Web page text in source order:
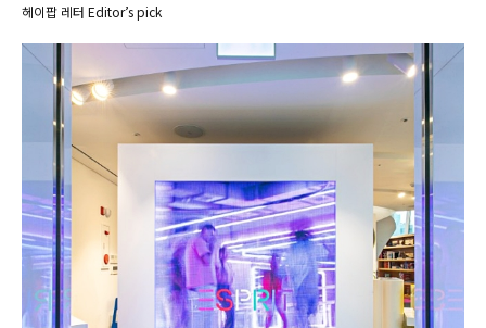
헤이팝 레터 Editor’s pick